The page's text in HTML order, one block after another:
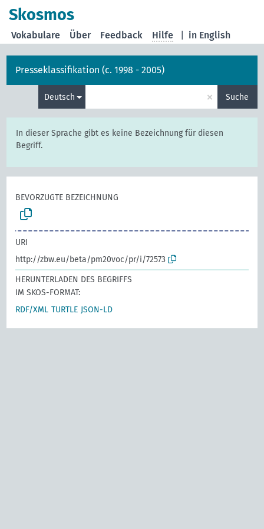
Skosmos
in English
Vokabulare Über Feedback Hilfe
Presseklassifikation (c. 1998 - 2005)
Deutsch × Suche
In dieser Sprache gibt es keine Bezeichnung für diesen
Begriff.
BEVORZUGTE BEZEICHNUNG
URI
http://zbw.eu/beta/pm20voc/pr/i/72573
HERUNTERLADEN DES BEGRIFFS
IM SKOS-FORMAT:
RDF/XML TURTLE JSON-LD